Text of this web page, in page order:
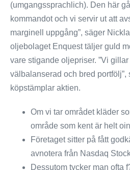
(umgangssprachlich). Den här
kommandot och vi servir ut att
marginell uppgång”, säger
oljebolaget Enquest täljer guld
vare stigande oljepriser. ”Vi
välbalanserad och bred portfölj”,
köpstämplar aktien.
Om vi tar området kläder
område som kent är helt
Företaget sitter på fått
avnotera från Nasdaq
Dessutom tycker man ofta